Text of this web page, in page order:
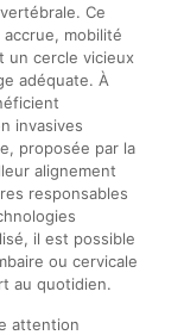
Ce
mobilité
un cercle vicieux
adéquate. À
invasives
proposée par la
alignement
responsables
il est possible
ou cervicale
au quotidien.
attention